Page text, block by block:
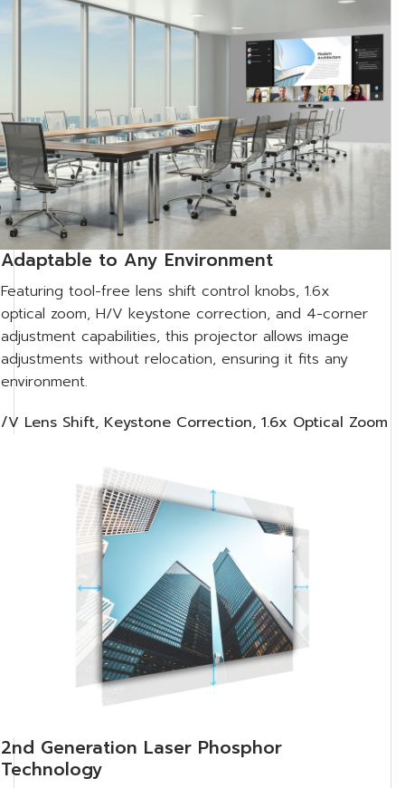
Adaptable to Any Environment
Featuring tool-free lens shift control knobs, 1.6x
optical zoom, H/V keystone correction, and 4-corner
adjustment capabilities, this projector allows image
adjustments without relocation, ensuring it fits any
environment.
V Lens Shift, Keystone Correction, 1.6x Optical Zoom
2nd Generation Laser Phosphor
Technology